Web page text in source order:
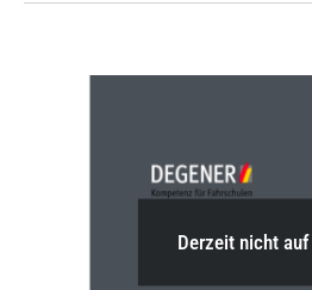
Derzeit nicht auf